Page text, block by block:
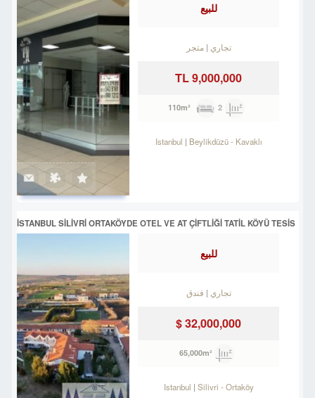
للبيع
تجاري متجر
9,000,000 TL
2
Istanbul Beylikdüzü- Kavaklı
İSTANBUL SİLİVRİ ORTAKÖYDE OTEL VE AT ÇİFTLİĞİ TATİL KÖYÜ TESİS
للبيع
تجاري فندق
32,000,000 $
Istanbul Silivri -Ortaköy